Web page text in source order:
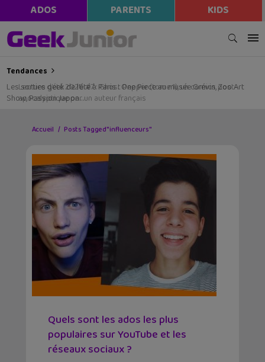
ADOS PARENTS KIDS
Tendances
Les sorties geek de l’été à Paris : One Piece au musée Grévin, Zoo Art
Show, Passion Japon…
Accueil Posts Tagged "influenceurs"
Quels sont les ados les plus
populaires sur YouTube et les
réseaux sociaux ?